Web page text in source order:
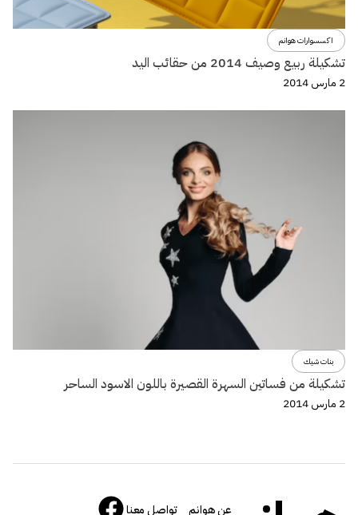
اكسسوارات هوانم
تشكيلة ربيع وصيف 2014 من حقائب اليد
2 مارس 2014
بنات شيك
تشكيلة من فساتين السهرة القصيرة باللون الاسود الساحر
2 مارس 2014
عن هوانم تواصل معنا